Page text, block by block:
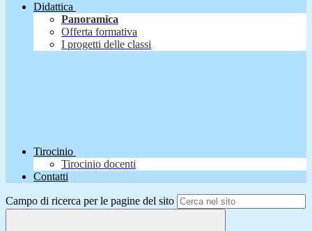
Didattica
Panoramica
Offerta formativa
I progetti delle classi
Tirocinio
Tirocinio docenti
Contatti
Campo di ricerca per le pagine del sito